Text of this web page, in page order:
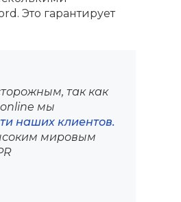
Это гарантирует
так как
мы
наших клиентов.
мировым